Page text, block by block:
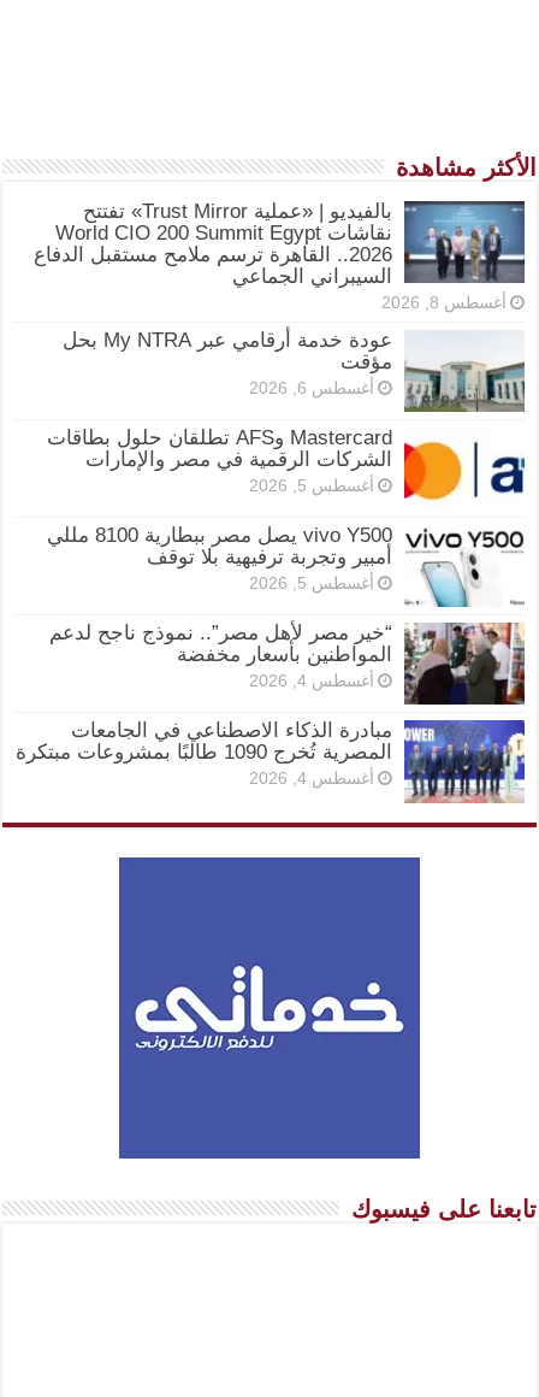
الأكثر مشاهدة
بالفيديو | «عملية Trust Mirror» تفتتح
نقاشات World CIO 200 Summit Egypt
2026.. القاهرة ترسم ملامح مستقبل الدفاع
السيبراني الجماعي
أغسطس 8, 2026
عودة خدمة أرقامي عبر My NTRA بحل
مؤقت
أغسطس 6, 2026
Mastercard وAFS تطلقان حلول بطاقات
الشركات الرقمية في مصر والإمارات
أغسطس 5, 2026
vivo Y500 يصل مصر ببطارية 8100 مللي
أمبير وتجربة ترفيهية بلا توقف
أغسطس 5, 2026
“خير مصر لأهل مصر”.. نموذج ناجح لدعم
المواطنين بأسعار مخفضة
أغسطس 4, 2026
مبادرة الذكاء الاصطناعي في الجامعات
المصرية تُخرج 1090 طالبًا بمشروعات مبتكرة
أغسطس 4, 2026
تابعنا على فيسبوك